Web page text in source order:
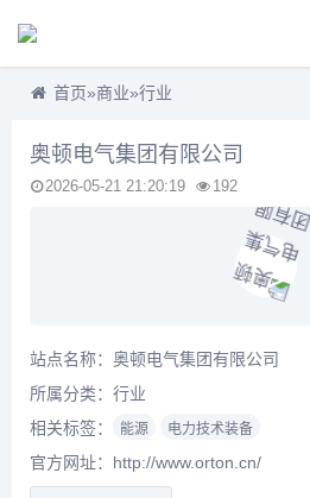
首页»商业»行业
奥顿电气集团有限公司
2026-05-21 21:20:19 192
站点名称：奥顿电气集团有限公司
所属分类： 行业
相关标签：
能源 电力技术装备
官方网址：http://www.orton.cn/